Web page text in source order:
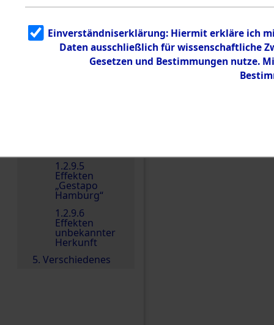
1.2.9.3
Effekten aus
dem KZ
Neuengamm
1.2.9.5
Effekten
„Gestapo
Hamburg“
1.2.9.6
Effekten
unbekannter
Herkunft
5. Verschiedenes
Einen Kommentar
Einverständniserklärung: Hiermit erkläre ich
Daten ausschließlich für wissenschaftliche
Gesetzen und Bestimmungen nutze.